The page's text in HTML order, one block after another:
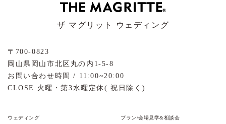
ザ マグリット ウェディング
〒700-0823
岡山県岡山市北区丸の内1-5-8
お問い合わせ時間 / 11:00~20:00
CLOSE 火曜・第3水曜定休( 祝日除く)
ウェディング プラン/会場見学&相談会